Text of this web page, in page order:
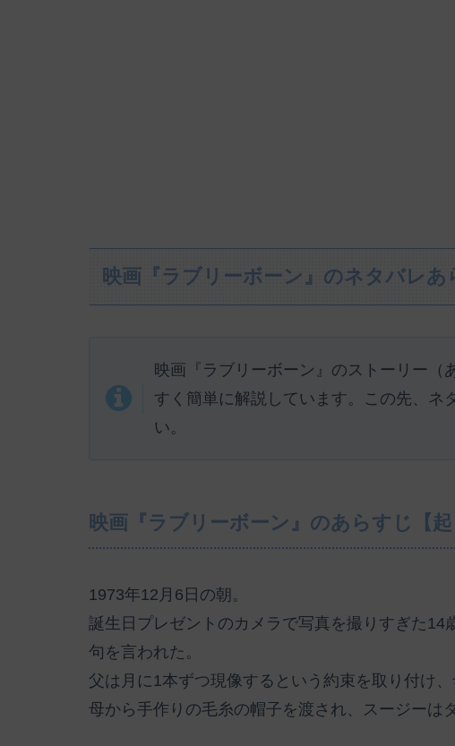
映画『ラブリーボーン』のネタバレあ
映画『ラブリーボーン』のストーリー（
すく簡単に解説しています。この先、ネ
い。
映画『ラブリーボーン』のあらすじ【起
1973年12月6日の朝。
誕生日プレゼントのカメラで写真を撮りすぎた
句を言われた。
父は月に1本ずつ現像するという約束を取り付け
母から手作りの毛糸の帽子を渡され、スージーは